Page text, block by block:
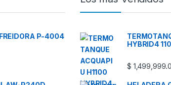
P-4004
HYBRID4
$